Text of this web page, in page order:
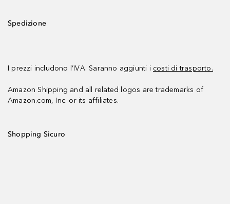
Spedizione
I prezzi includono l’IVA. Saranno aggiunti i costi di trasporto.
Amazon Shipping and all related logos are trademarks of
Amazon.com, Inc. or its affiliates.
Shopping Sicuro